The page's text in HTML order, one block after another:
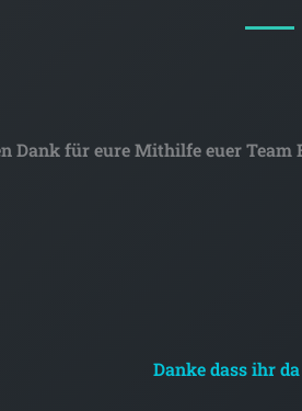
Dank für eure Mithilfe euer Team
Danke dass ihr